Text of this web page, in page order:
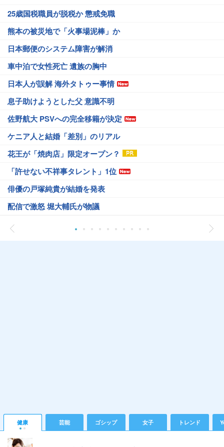
25歳国税職員が脱税か 懲戒免職
熊本の被災地で「火事場泥棒」か
日本郵便のシステム障害が解消
車中泊で女性死亡 遺族の胸中
日本人が誤解 海外タトゥー事情
息子助けようとした父 意識不明
佐野航大 PSVへの完全移籍が決定
ケニア人と結婚「差別」のリアル
花王が「焼肉店」限定オープン？
「許せない不祥事タレント」1位
俳優の戸塚純貴が結婚を発表
配信で激怒 堀大輔氏が物議
健康 芸能 ゴシップ 女子 トレンド